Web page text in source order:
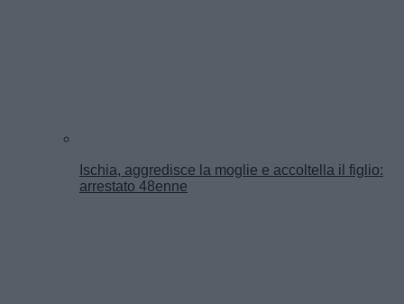
Ischia, aggredisce la moglie e accoltella il figlio:
arrestato 48enne